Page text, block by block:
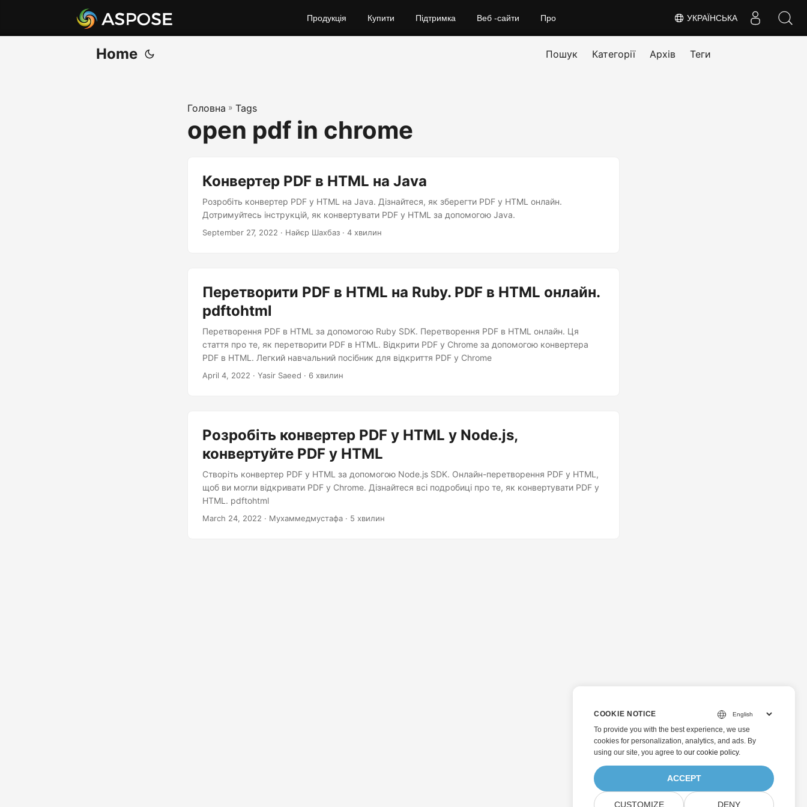
УКРАЇНСЬКА
Продукція Купити Підтримка Веб -сайти Про
Home Пошук Категорії Архів Теги
Головна » Tags
open pdf in chrome
Конвертер PDF в HTML на Java
Розробіть конвертер PDF у HTML на Java. Дізнайтеся, як зберегти PDF у HTML онлайн.
Дотримуйтесь інструкцій, як конвертувати PDF у HTML за допомогою Java.
September 27, 2022 · Найєр Шахбаз · 4 хвилин
Перетворити PDF в HTML на Ruby. PDF в HTML онлайн.
pdftohtml
Перетворення PDF в HTML за допомогою Ruby SDK. Перетворення PDF в HTML онлайн. Ця
стаття про те, як перетворити PDF в HTML. Відкрити PDF у Chrome за допомогою конвертера
PDF в HTML. Легкий навчальний посібник для відкриття PDF у Chrome
April 4, 2022 · Yasir Saeed · 6 хвилин
Розробіть конвертер PDF у HTML у Node.js,
конвертуйте PDF у HTML
Створіть конвертер PDF у HTML за допомогою Node.js SDK. Онлайн-перетворення PDF у HTML,
щоб ви могли відкривати PDF у Chrome. Дізнайтеся всі подробиці про те, як конвертувати PDF у
HTML. pdftohtml
March 24, 2022 · Мухаммедмустафа · 5 хвилин
COOKIE NOTICE
To provide you with the best experience, we use
cookies for personalization, analytics, and ads. By
using our site, you agree to our cookie policy.
ACCEPT
CUSTOMIZE DENY